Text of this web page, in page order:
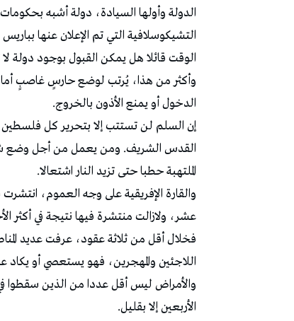
الدولة وأولها السيادة، دولة أشبه
التشيكوسلافية التي تم الإعلان عنها
الوقت قائلا هل يمكن القبول بوجود دولة
وأكثر من هذا، يُرتب لوضع حارسٍ غاصبٍ
الدخول أو يمنع الأذون بالخروج.
إن السلم لن تستتب إلا بتحرير كل
القدس الشريف. ومن يعمل من أجل وضع
الملتهبة حطبا حتى تزيد النار اشتعالا.
والقارة الإفريقية على وجه العموم،
عشر، ولازالت منتشرة فيها نتيجة في أكثر
فخلال أقل من ثلاثة عقود، عرفت عديد
اللاجئين والمهجرين، فهو يستعصي أو يكاد
والأمراض ليس أقل عددا من الذين سقطوا في
الأربعين إلا بقليل.